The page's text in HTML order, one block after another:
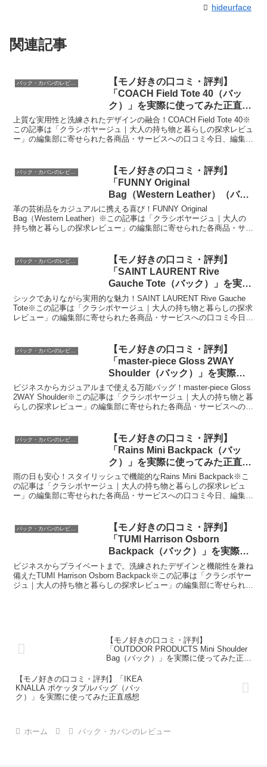
hideurface
関連記事
【モノ好きの口コミ・評判】
「COACH Field Tote 40（バッ
ク）」を実際に使ってみた正直感
想
上質な実用性と洗練されたデザインの融合！COACH Field Tote 40※
この記事は「クラシボヤージュ｜大人の持ち物と暮らしの探求レビュ
ー」の編集部に寄せられた各商品・サービスへの口コミ今日、編集部
バック・カバンのレビュー
【モノ好きの口コミ・評判】
「FUNNY Original
Bag（Western Leather）（バッ
ク）」を実際に使ってみた正直感
想
革の芸術品をカジュアルに携える喜び！FUNNY Original
Bag（Western Leather）※この記事は「クラシボヤージュ｜大人の
持ち物と暮らしの探求レビュー」の編集部に寄せられた各商品・サー
バック・カバンのレビュー
【モノ好きの口コミ・評判】
「SAINT LAURENT Rive
Gauche Tote（バック）」を実際
に使ってみた正直感想
シックでありながら実用的な魅力！SAINT LAURENT Rive Gauche
Tote※この記事は「クラシボヤージュ｜大人の持ち物と暮らしの探求
レビュー」の編集部に寄せられた各商品・サービスへの口コミ今日、
【モノ好きの口コミ・評判】
「master-piece Gloss 2WAY
Shoulder（バック）」を実際に
使ってみた正直感想
ビジネスからカジュアルまで使える万能バッグ！master-piece Gloss
2WAY Shoulder※この記事は「クラシボヤージュ｜大人の持ち物と暮
らしの探求レビュー」の編集部に寄せられた各商品・サービスへの口
バック・カバンのレビュー
【モノ好きの口コミ・評判】
「Rains Mini Backpack（バッ
ク）」を実際に使ってみた正直感
想
雨の日も安心！スタイリッシュで機能的なRains Mini Backpack※こ
の記事は「クラシボヤージュ｜大人の持ち物と暮らしの探求レビュ
ー」の編集部に寄せられた各商品・サービスへの口コミ今日、編集部
バック・カバンのレビュー
【モノ好きの口コミ・評判】
「TUMI Harrison Osborn
Backpack（バック）」を実際に
使ってみた正直感想
ビジネスからプライベートまで。洗練されたデザインと機能性を兼ね
備えたTUMI Harrison Osborn Backpack※この記事は「クラシボヤー
ジュ｜大人の持ち物と暮らしの探求レビュー」の編集部に寄せられた
【モノ好きの口コミ・評判】
「OUTDOOR PRODUCTS Mini Shoulder
Bag（バック）」を実際に使ってみた正直
【モノ好きの口コミ・評判】「IKEA
KNALLA ポケッタブルバッグ（バッ
ク）」を実際に使ってみた正直感想
ホーム バック・カバンのレビュー